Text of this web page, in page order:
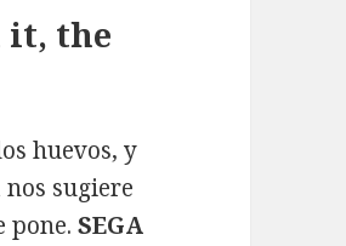
it, the
huevos, y
sugiere
pone.SEGA